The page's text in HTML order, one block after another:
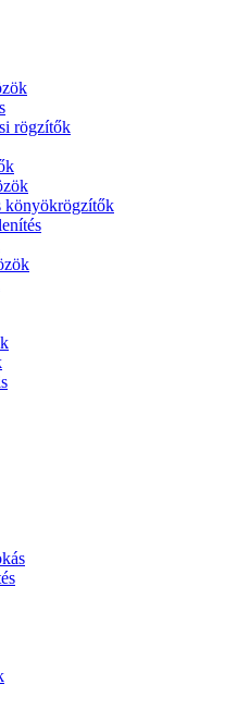
rögzítők
könyökrögzítők